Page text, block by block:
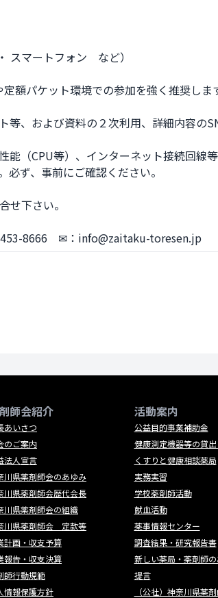
スマートフォン　など）
額パケット環境での参加を強く推奨しま
等、および資料の２次利用、詳細内容の
能（CPU等）、インターネット接続回線
ず、事前にご確認ください。
せ下さい。
8666　✉：info@zaitaku-toresen.jp
師会紹介
あいさつ
のご案内
法人宣言
川県薬剤師会のあゆみ
川県薬剤師会歴代会長
川県薬剤師会の組織
川県薬剤師会 定款等
計画・収支予算
報告・収支決算
師行動規範
情報保護方針
活動案内
公益目的事業補助金
健康測定機器等の貸
くすりと健康相談薬局
実務実習
学校薬剤師活動
献血活動
薬事情報センター
調査結果・研究報告書
新しい薬局・薬剤師
提言
（公社）神奈川県薬